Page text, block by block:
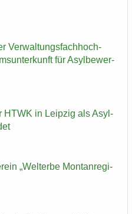
Ver­wal­tungs­fach­hoch­
für Asyl­be­wer­
HTWK in Leip­zig als Asyl-​
„Welt­erbe Mon­tan­re­gi­